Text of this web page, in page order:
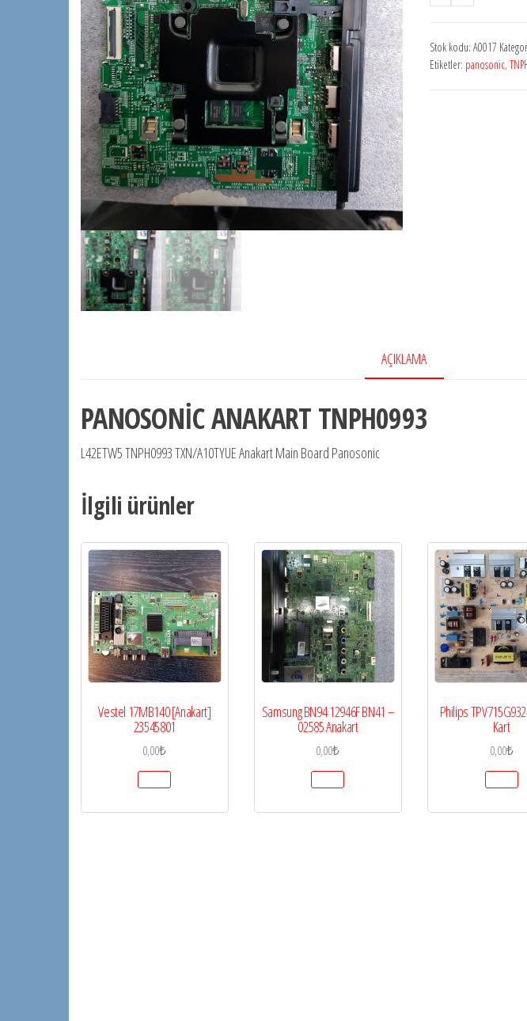
TNPH0993
Anakart
adet
Stok kodu: A0017
Etiketler: panosonic,
AÇIKLAMA
PANOSONİC ANAKART TNPH0993
L42ETW5 TNPH0993 TXN/A10TYUE Anakart Main Board Panosonic
İlgili ürünler
Vestel 17MB140 [Anakart]
23545801
0,00₺
Samsung BN94 12946F BN41 –
02585 Anakart
0,00₺
Philips
Kart
0,00₺